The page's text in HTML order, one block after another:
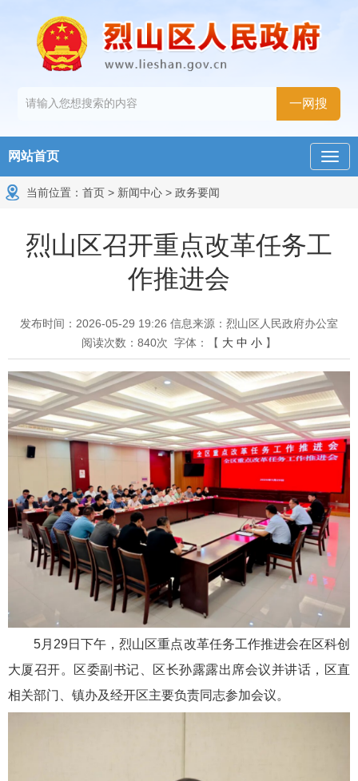
网站首页
当前位置： 首页 > 新闻中心 > 政务要闻
烈山区召开重点改革任务工
作推进会
发布时间：2026-05-29 19:26 信息来源：烈山区人民政府办公室
阅读次数： 840次 字体：【 大 中 小 】
5月29日下午，烈山区重点改革任务工作推进会在区科创
大厦召开。区委副书记、区长孙露露出席会议并讲话，区直
相关部门、镇办及经开区主要负责同志参加会议。